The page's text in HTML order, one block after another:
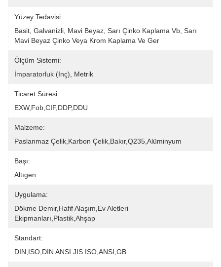
Yüzey Tedavisi:
Basit, Galvanizli, Mavi Beyaz, Sarı Çinko Kaplama Vb, Sarı
Mavi Beyaz Çinko Veya Krom Kaplama Ve Ger
Ölçüm Sistemi:
İmparatorluk (inç), Metrik
Ticaret Süresi:
EXW,Fob,CIF,DDP,DDU
Malzeme:
Paslanmaz Çelik,karbon Çelik,bakır,Q235,alüminyum
Başı:
Altıgen
Uygulama:
Dökme Demir,Hafif Alaşım,Ev Aletleri
Ekipmanları,Plastik,Ahşap
Standart:
DIN,ISO,DIN ANSI JIS ISO,ANSI,GB